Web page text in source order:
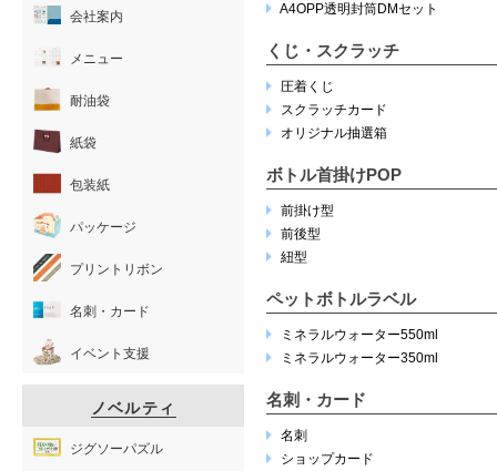
A4OPP透明封筒DMセット
くじ・スクラッチ
圧着くじ
スクラッチカード
オリジナル抽選箱
ボトル首掛けPOP
前掛け型
前後型
紐型
ペットボトルラベル
ミネラルウォーター550ml
ミネラルウォーター350ml
名刺・カード
名刺
ショップカード
会社案内
メニュー
耐油袋
紙袋
包装紙
パッケージ
プリントリボン
名刺・カード
イベント支援
ノベルティ
ジグソーパズル